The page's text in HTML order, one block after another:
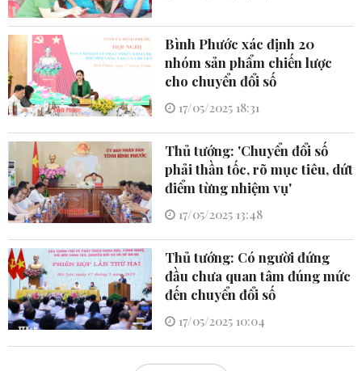
Bình Phước xác định 20
nhóm sản phẩm chiến lược
cho chuyển đổi số
17/05/2025 18:31
Thủ tướng: 'Chuyển đổi số
phải thần tốc, rõ mục tiêu, dứt
điểm từng nhiệm vụ'
17/05/2025 13:48
Thủ tướng: Có người đứng
đầu chưa quan tâm đúng mức
đến chuyển đổi số
17/05/2025 10:04